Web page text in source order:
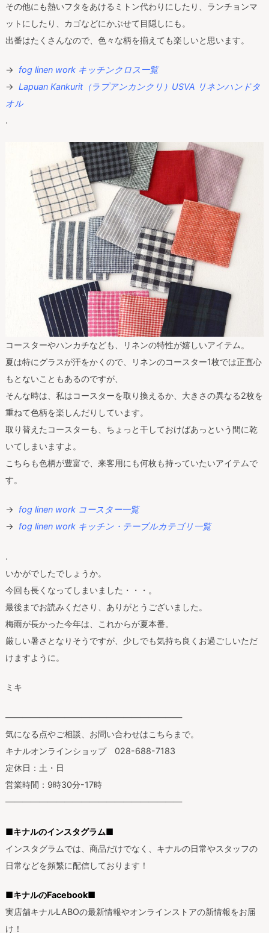
その他にも熱いフタをあけるミトン代わりにしたり、ランチョンマ
ットにしたり、カゴなどにかぶせて目隠しにも。
出番はたくさんなので、色々な柄を揃えても楽しいと思います。
→ fog linen work キッチンクロス一覧
→ Lapuan Kankurit（ラプアンカンクリ）USVA リネンハンドタ
オル
.
コースターやハンカチなども、リネンの特性が嬉しいアイテム。
夏は特にグラスが汗をかくので、リネンのコースター1枚では正直心
もとないこともあるのですが、
そんな時は、私はコースターを取り換えるか、大きさの異なる2枚を
重ねて色柄を楽しんだりしています。
取り替えたコースターも、ちょっと干しておけばあっという間に乾
いてしまいますよ。
こちらも色柄が豊富で、来客用にも何枚も持っていたいアイテムで
す。
→ fog linen work コースター一覧
→ fog linen work キッチン・テーブルカテゴリ一覧
.
いかがでしたでしょうか。
今回も長くなってしまいました・・・。
最後までお読みくださり、ありがとうございました。
梅雨が長かった今年は、これからが夏本番。
厳しい暑さとなりそうですが、少しでも気持ち良くお過ごしいただ
けますように。
ミキ
—————————————————————
気になる点やご相談、お問い合わせはこちらまで。
キナルオンラインショップ 028-688-7183
定休日：土・日
営業時間：9時30分-17時
—————————————————————
■キナルのインスタグラム■
インスタグラムでは、商品だけでなく、キナルの日常やスタッフの
日常などを頻繁に配信しております！
■キナルのFacebook■
実店舗キナルLABOの最新情報やオンラインストアの新情報をお届
け！